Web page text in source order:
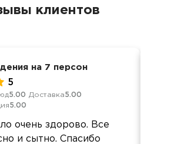
клиентов
на 7 персон
5
5.00 Доставка5.00
5.00
очень здорово. Все
и сытно. Спасибо